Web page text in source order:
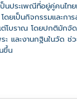
นประเพณีที่อยู่คู่คนไท
ยเป็นกิจกรรมและการ
ต่โบราณ โดยปกติมัก
และงานกฐินในวัด ช่
ขึ้น